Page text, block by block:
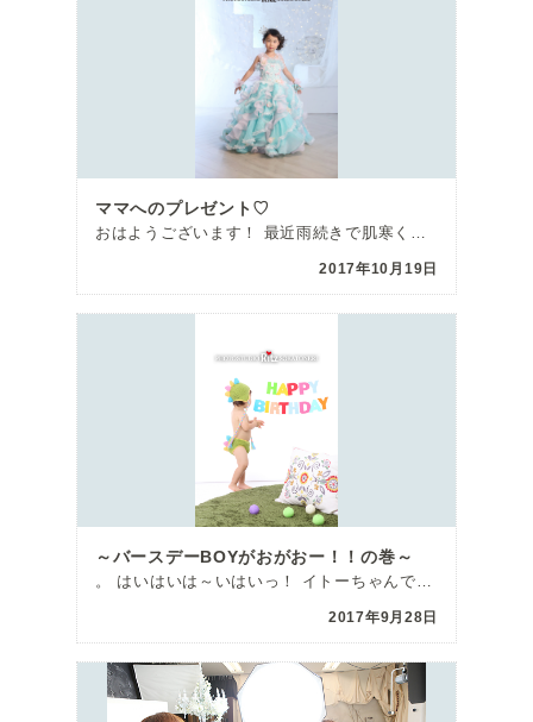
ママへのプレゼント♡
2017年10月19日
～バースデーBOYがおがおー！！の巻～
2017年9月28日